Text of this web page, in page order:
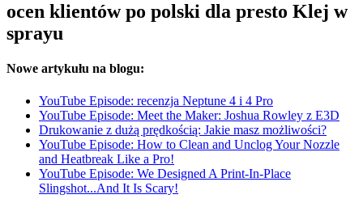
ocen klientów po polski dla presto Klej w
sprayu
Nowe artykułu na blogu:
YouTube Episode: recenzja Neptune 4 i 4 Pro
YouTube Episode: Meet the Maker: Joshua Rowley z E3D
Drukowanie z dużą prędkością: Jakie masz możliwości?
YouTube Episode: How to Clean and Unclog Your Nozzle
and Heatbreak Like a Pro!
YouTube Episode: We Designed A Print-In-Place
Slingshot...And It Is Scary!